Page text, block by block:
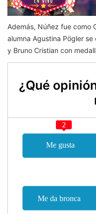
Además, Núñez fue como
alumna Agustina Pögler
y Bruno Cristian con
¿Qué
2